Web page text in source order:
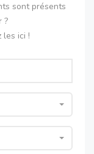
sont présents
?
les ici !